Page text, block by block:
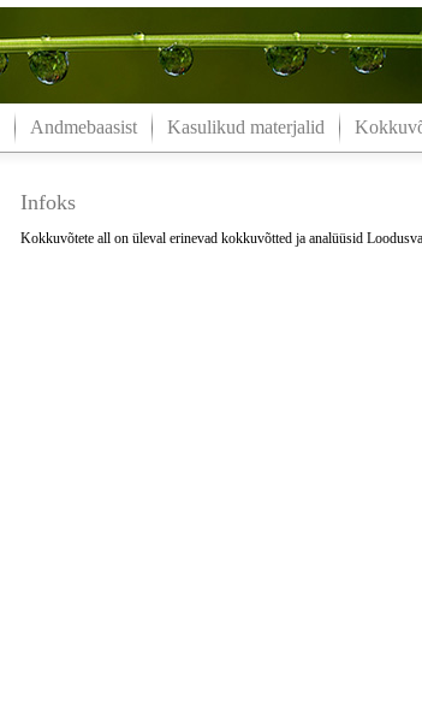
Andmebaasist Kasulikud materjalid
Infoks
Kokkuvõtete all on üleval erinevad kokkuvõtted ja analüüsid